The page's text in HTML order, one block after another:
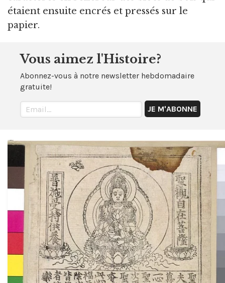
étaient ensuite encrés et pressés sur le
papier.
Vous aimez l'Histoire?
Abonnez-vous à notre newsletter hebdomadaire
gratuite!